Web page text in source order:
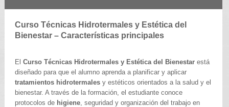
Curso Técnicas Hidrotermales y Estética del
Bienestar – Características principales
El Curso Técnicas Hidrotermales y Estética del Bienestarestá
diseñado para que el alumno aprenda a planificar y aplicar
tratamientos hidrotermalesy estéticos orientados a la salud y el
bienestar. A través de la formación, el estudiante conoce
protocolos de higiene, seguridad y organización del trabajo en